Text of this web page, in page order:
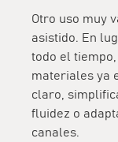
Otro uso muy
asistido. En
todo el
materiales ya
claro,
fluidez o
canales.